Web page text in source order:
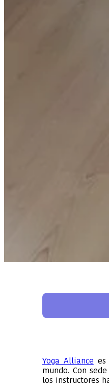
Yoga Alliance
mundo. Con
los instructores